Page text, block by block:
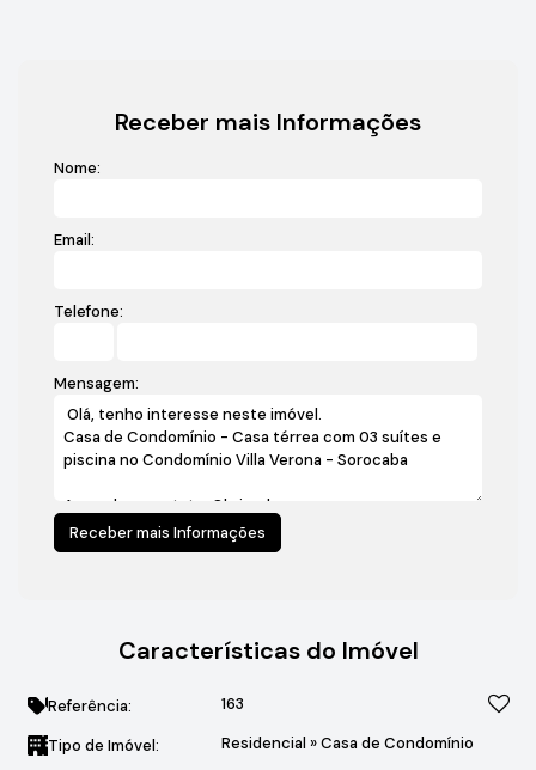
Receber mais Informações
Nome:
Email:
Telefone:
Mensagem:
Características do Imóvel
Referência: 163
Tipo de Imóvel: Residencial »Casa de Condomínio